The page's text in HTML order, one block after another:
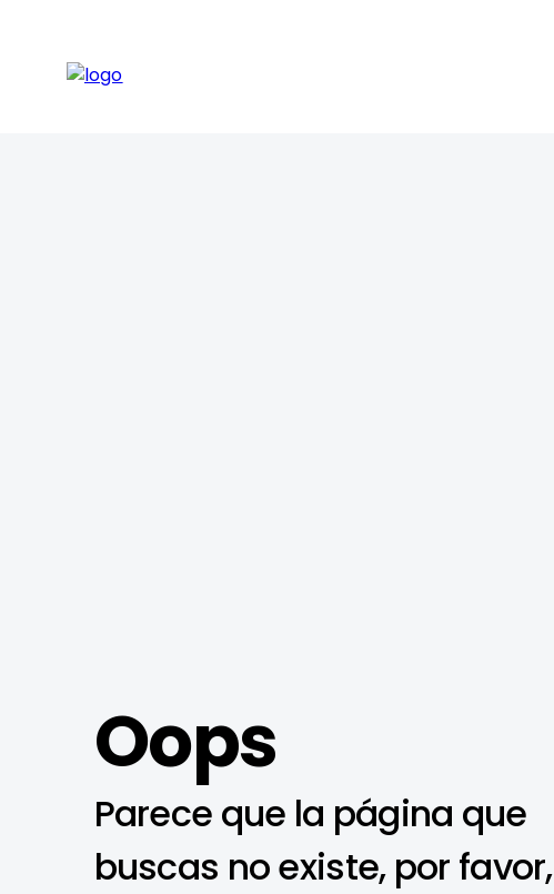
Oops
Parece que la página que
buscas no existe, por favor,